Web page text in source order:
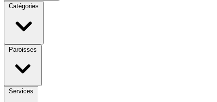
Catégories
Paroisses
Services